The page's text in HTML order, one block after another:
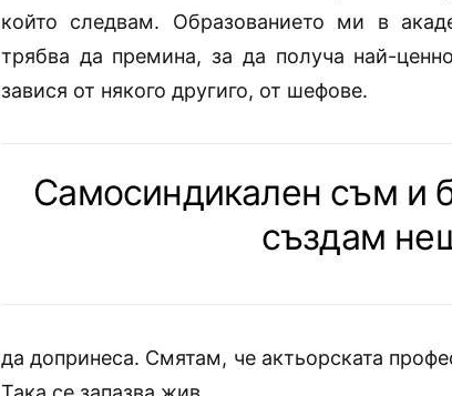
който следвам. Образованието ми в
трябва да премина, за да получа най-
завися от някого другиго, от шефове.
Самосиндикален съм и
създам
да допринеса. Смятам, че актьорската